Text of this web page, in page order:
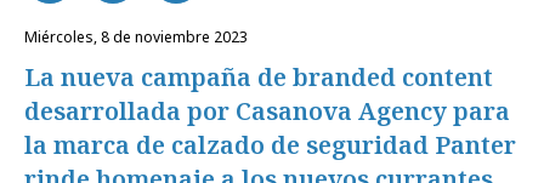
miércoles, 8 de noviembre 2023
La nueva campaña de branded content
desarrollada por Casanova Agency para
la marca de calzado de seguridad Panter